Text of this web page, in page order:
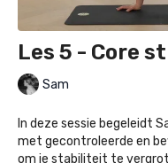
Les 5 - Core
Sam
In deze sessie begeleidt
met gecontroleerde en
om je stabiliteit te